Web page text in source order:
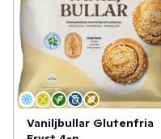
Vaniljbullar Glutenfria